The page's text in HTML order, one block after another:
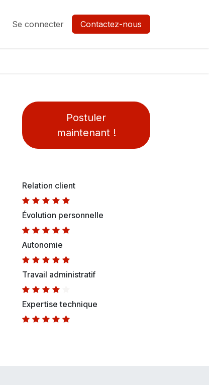
Se connecter Contactez-nous
Postuler
maintenant !
Relation client
Évolution personnelle
Autonomie
Travail administratif
Expertise technique